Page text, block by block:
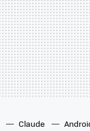
Claude